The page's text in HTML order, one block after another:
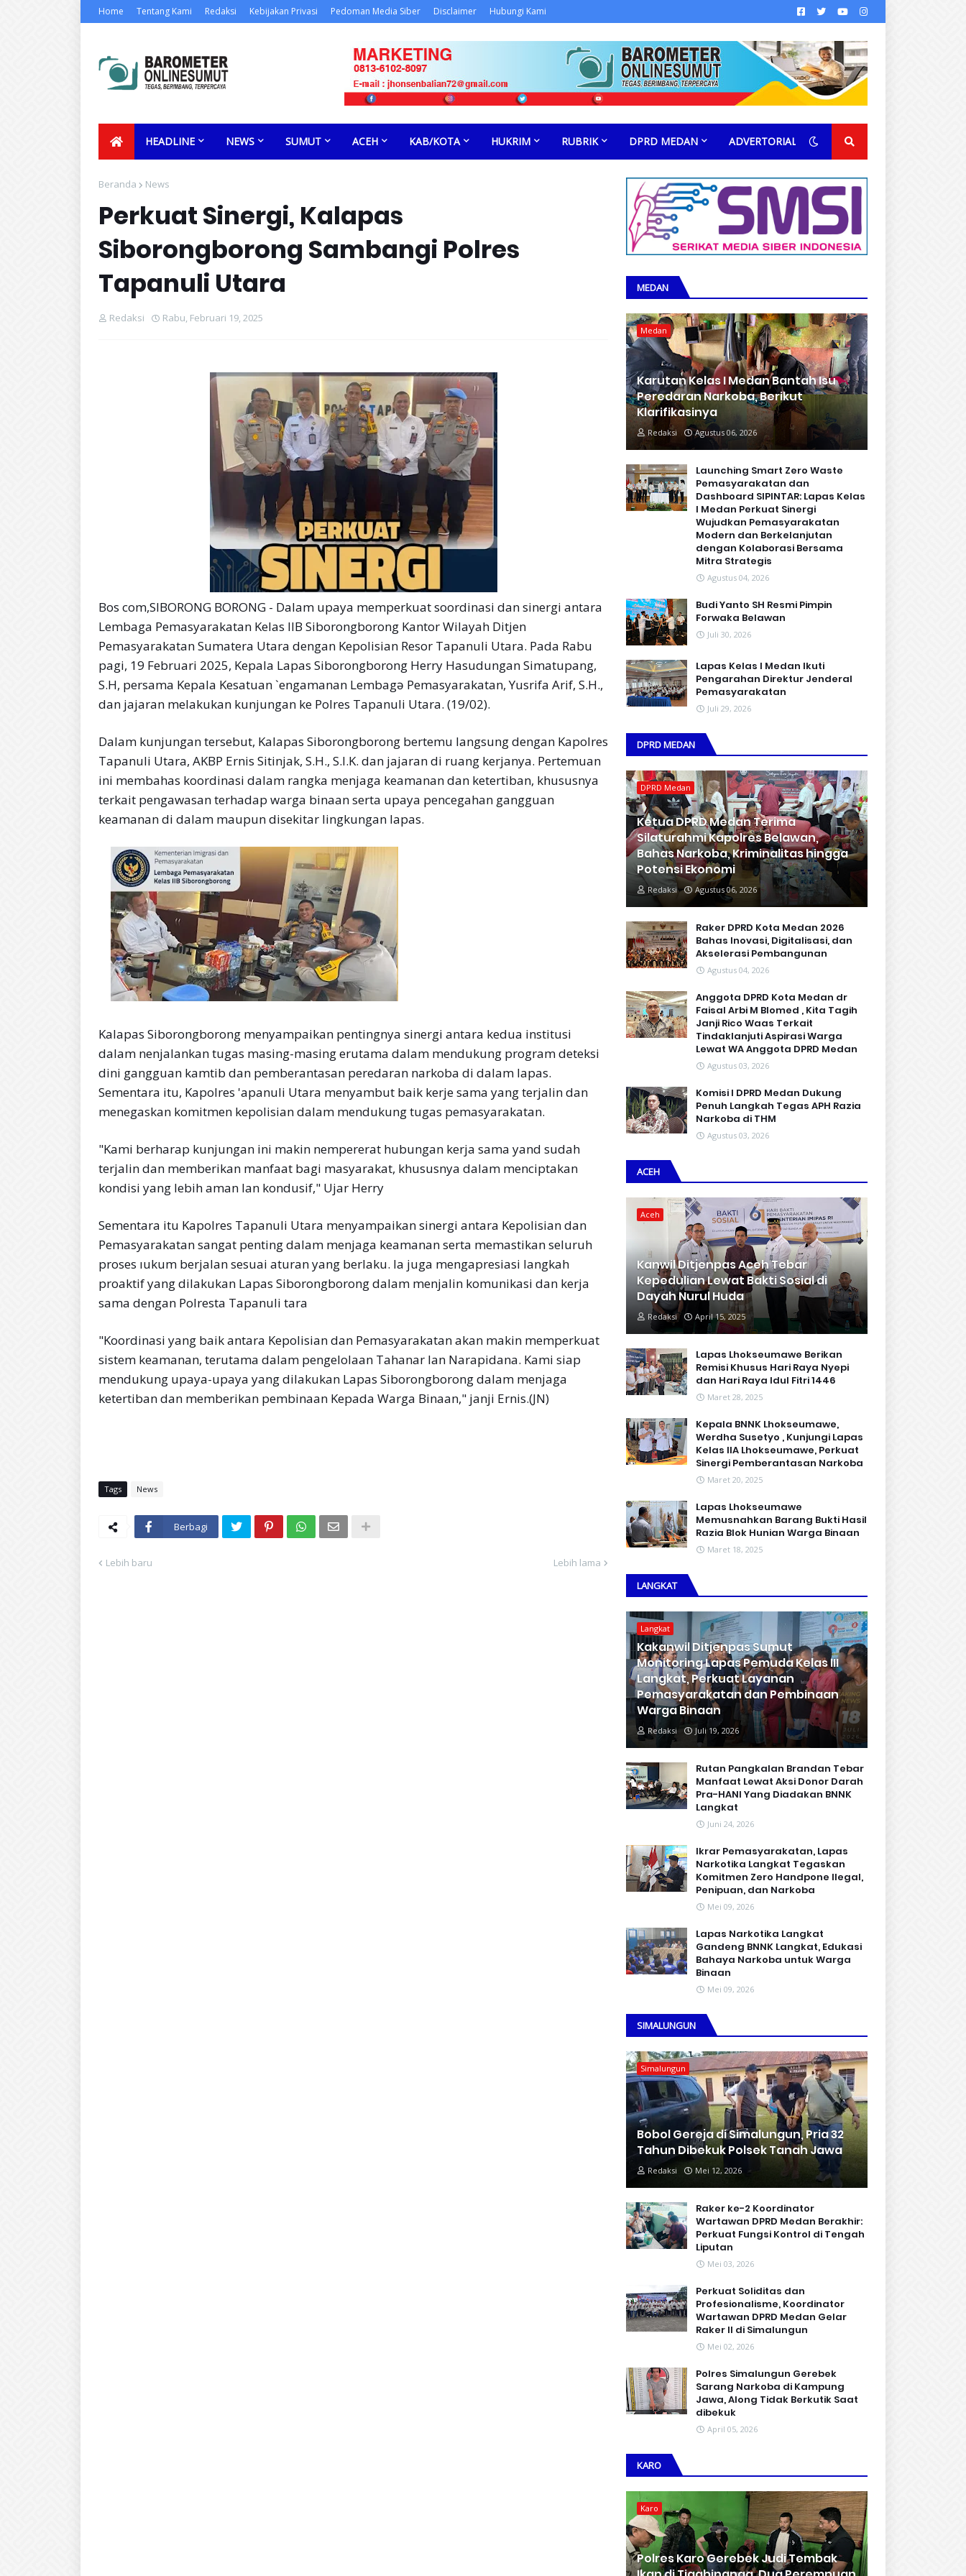
Home Tentang Kami Redaksi Kebijakan Privasi Pedoman Media Siber Disclaimer Hubungi Kami
HEADLINE NEWS SUMUT ACEH KAB/KOTA HUKRIM RUBRIK DPRD MEDAN ADVERTORIAL
Beranda News
Perkuat Sinergi, Kalapas
Siborongborong Sambangi Polres
Tapanuli Utara
Redaksi Rabu, Februari 19, 2025
Bos com,SIBORONG BORONG - Dalam upaya memperkuat soordinasi dan sinergi antara
Lembaga Pemasyarakatan Kelas IlB Siborongborong Kantor Wilayah Ditjen
Pemasyarakatan Sumatera Utara dengan Kepolisian Resor Tapanuli Utara. Pada Rabu
pagi, 19 Februari 2025, Kepala Lapas Siborongborong Herry Hasudungan Simatupang,
S.H, persama Kepala Kesatuan `engamanan Lembagə Pemasyarakatan, Yusrifa Arif, S.H.,
dan jajaran melakukan kunjungan ke Polres Tapanuli Utara. (19/02).
Dalam kunjungan tersebut, Kalapas Siborongborong bertemu langsung dengan Kapolres
Tapanuli Utara, AKBP Ernis Sitinjak, S.H., S.I.K. dan jajaran di ruang kerjanya. Pertemuan
ini membahas koordinasi dalam rangka menjaga keamanan dan ketertiban, khususnya
terkait pengawasan terhadap warga binaan serta upaya pencegahan gangguan
keamanan di dalam maupun disekitar lingkungan lapas.
Kalapas Siborongborong menyampaikan pentingnya sinergi antara kedua institusi
dalam nenjalankan tugas masing-masing erutama dalam mendukung program deteksi
dini gangguan kamtib dan pemberantasan peredaran narkoba di dalam lapas.
Sementara itu, Kapolres 'apanuli Utara menyambut baik kerje sama yang terjalin dan
menegaskan komitmen kepolisian dalam mendukung tugas pemasyarakatan.
"Kami berharap kunjungan ini makin nempererat hubungan kerja sama yand sudah
terjalin dan memberikan manfaat bagi masyarakat, khususnya dalam menciptakan
kondisi yang lebih aman lan kondusif," Ujar Herry
Sementara itu Kapolres Tapanuli Utara menyampaikan sinergi antara Kepolisian dan
Pemasyarakatan sangat penting dalam menjaga keamanan serta memastikan seluruh
proses ıukum berjalan sesuai aturan yang berlaku. la juga mengapresiasi langkah
proaktif yang dilakukan Lapas Siborongborong dalam menjalin komunikasi dan kerja
sama dengan Polresta Tapanuli tara
"Koordinasi yang baik antara Kepolisian dan Pemasyarakatan akan makin memperkuat
sistem keamanan, terutama dalam pengelolaan Tahanar lan Narapidana. Kami siap
mendukung upaya-upaya yang dilakukan Lapas Siborongborong dalam menjaga
ketertiban dan memberikan pembinaan Kepada Warga Binaan," janji Ernis.(JN)
Tags News
Berbagi
Lebih baru Lebih lama
MEDAN
Medan
Karutan Kelas I Medan Bantah Isu
Peredaran Narkoba, Berikut
Klarifikasinya
Redaksi Agustus 06, 2026
Launching Smart Zero Waste
Pemasyarakatan dan
Dashboard SIPINTAR: Lapas Kelas
I Medan Perkuat Sinergi
Wujudkan Pemasyarakatan
Modern dan Berkelanjutan
dengan Kolaborasi Bersama
Mitra Strategis
Agustus 04, 2026
Budi Yanto SH Resmi Pimpin
Forwaka Belawan
Juli 30, 2026
Lapas Kelas I Medan Ikuti
Pengarahan Direktur Jenderal
Pemasyarakatan
Juli 29, 2026
DPRD MEDAN
DPRD Medan
Ketua DPRD Medan Terima
Silaturahmi Kapolres Belawan,
Bahas Narkoba, Kriminalitas hingga
Potensi Ekonomi
Redaksi Agustus 06, 2026
Raker DPRD Kota Medan 2026
Bahas Inovasi, Digitalisasi, dan
Akselerasi Pembangunan
Agustus 04, 2026
Anggota DPRD Kota Medan dr
Faisal Arbi M Blomed , Kita Tagih
Janji Rico Waas Terkait
Tindaklanjuti Aspirasi Warga
Lewat WA Anggota DPRD Medan
Agustus 03, 2026
Komisi I DPRD Medan Dukung
Penuh Langkah Tegas APH Razia
Narkoba di THM
Agustus 03, 2026
ACEH
Aceh
Kanwil Ditjenpas Aceh Tebar
Kepedulian Lewat Bakti Sosial di
Dayah Nurul Huda
Redaksi April 15, 2025
Lapas Lhokseumawe Berikan
Remisi Khusus Hari Raya Nyepi
dan Hari Raya Idul Fitri 1446
Maret 28, 2025
Kepala BNNK Lhokseumawe,
Werdha Susetyo , Kunjungi Lapas
Kelas IIA Lhokseumawe, Perkuat
Sinergi Pemberantasan Narkoba
Maret 20, 2025
Lapas Lhokseumawe
Memusnahkan Barang Bukti Hasil
Razia Blok Hunian Warga Binaan
Maret 18, 2025
LANGKAT
Langkat
Kakanwil Ditjenpas Sumut
Monitoring Lapas Pemuda Kelas III
Langkat, Perkuat Layanan
Pemasyarakatan dan Pembinaan
Warga Binaan
Redaksi Juli 19, 2026
Rutan Pangkalan Brandan Tebar
Manfaat Lewat Aksi Donor Darah
Pra-HANI Yang Diadakan BNNK
Langkat
Juni 24, 2026
Ikrar Pemasyarakatan, Lapas
Narkotika Langkat Tegaskan
Komitmen Zero Handpone llegal,
Penipuan, dan Narkoba
Mei 09, 2026
Lapas Narkotika Langkat
Gandeng BNNK Langkat, Edukasi
Bahaya Narkoba untuk Warga
Binaan
Mei 09, 2026
SIMALUNGUN
Simalungun
Bobol Gereja di Simalungun, Pria 32
Tahun Dibekuk Polsek Tanah Jawa
Redaksi Mei 12, 2026
Raker ke-2 Koordinator
Wartawan DPRD Medan Berakhir:
Perkuat Fungsi Kontrol di Tengah
Liputan
Mei 03, 2026
Perkuat Soliditas dan
Profesionalisme, Koordinator
Wartawan DPRD Medan Gelar
Raker II di Simalungun
Mei 02, 2026
Polres Simalungun Gerebek
Sarang Narkoba di Kampung
Jawa, Along Tidak Berkutik Saat
dibekuk
April 05, 2026
KARO
Karo
Polres Karo Gerebek Judi Tembak